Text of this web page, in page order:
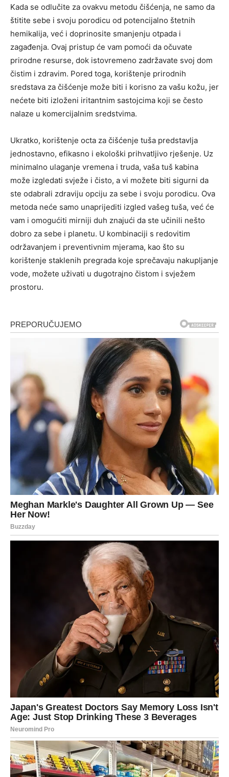
Kada se odlučite za ovakvu metodu čišćenja, ne samo da
štitite sebe i svoju porodicu od potencijalno štetnih
hemikalija, već i doprinosite smanjenju otpada i
zagađenja. Ovaj pristup će vam pomoći da očuvate
prirodne resurse, dok istovremeno zadržavate svoj dom
čistim i zdravim. Pored toga, korištenje prirodnih
sredstava za čišćenje može biti i korisno za vašu kožu, jer
nećete biti izloženi iritantnim sastojcima koji se često
nalaze u komercijalnim sredstvima.
Ukratko, korištenje octa za čišćenje tuša predstavlja
jednostavno, efikasno i ekološki prihvatljivo rješenje. Uz
minimalno ulaganje vremena i truda, vaša tuš kabina
može izgledati svježe i čisto, a vi možete biti sigurni da
ste odabrali zdraviju opciju za sebe i svoju porodicu. Ova
metoda neće samo unaprijediti izgled vašeg tuša, već će
vam i omogućiti mirniji duh znajući da ste učinili nešto
dobro za sebe i planetu. U kombinaciji s redovitim
održavanjem i preventivnim mjerama, kao što su
korištenje staklenih pregrada koje sprečavaju nakupljanje
vode, možete uživati u dugotrajno čistom i svježem
prostoru.